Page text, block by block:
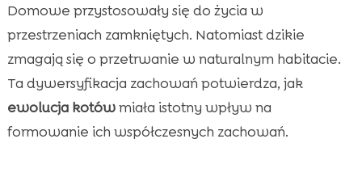
Domowe przystosowały się do życia w
przestrzeniach zamkniętych. Natomiast dzikie
zmagają się o przetrwanie w naturalnym habitacie.
Ta dywersyfikacja zachowań potwierdza, jak
ewolucja kotówmiała istotny wpływ na
formowanie ich współczesnych zachowań.